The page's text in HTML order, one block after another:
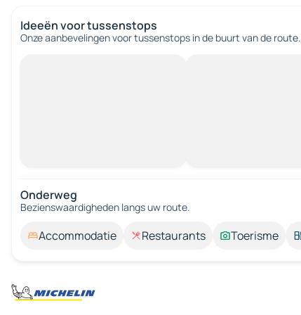
Ideeën voor tussenstops
Onze aanbevelingen voor tussenstops in de buurt van de route.
Onderweg
Bezienswaardigheden langs uw route.
Accommodatie Restaurants Toerisme